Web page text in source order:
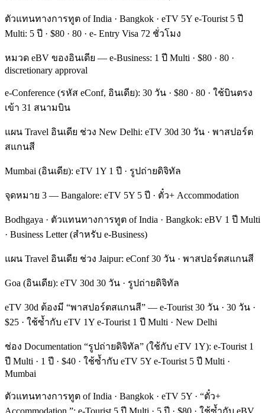
ตัวแทนทางการทูต of India · Bangkok · eTV 5Y e-Tourist 5 ปี
Multi: 5 ปี · $80 · 80 · e- Entry Visa 72 ชั่วโมง
หมวด eBV ของอินเดีย — e-Business: 1 ปี Multi · $80 · 80 ·
discretionary approval
e-Conference (รหัส eConf, อินเดีย): 30 วัน · $80 · 80 · ใช้บินตรง
เข้า 31 สนามบิน
แผน Travel อินเดีย ช่วง New Delhi: eTV 30d 30 วัน · พาสปอร์ต
สแกนสี
Mumbai (อินเดีย): eTV 1Y 1 ปี · รูปถ่ายดิจิทัล
จุดหมาย 3 — Bangalore: eTV 5Y 5 ปี · ตั๋ว+ Accommodation
Bodhgaya · ตัวแทนทางการทูต of India · Bangkok: eBV 1 ปี Multi
· Business Letter (สำหรับ e-Business)
แผน Travel อินเดีย ช่วง Jaipur: eConf 30 วัน · พาสปอร์ตสแกนสี
Goa (อินเดีย): eTV 30d 30 วัน · รูปถ่ายดิจิทัล
eTV 30d ต้องมี “พาสปอร์ตสแกนสี” — e-Tourist 30 วัน · 30 วัน ·
$25 · ใช้ซ้ำกับ eTV 1Y e-Tourist 1 ปี Multi · New Delhi
ช่อง Documentation “รูปถ่ายดิจิทัล” (ใช้กับ eTV 1Y): e-Tourist 1
ปี Multi · 1 ปี · $40 · ใช้ซ้ำกับ eTV 5Y e-Tourist 5 ปี Multi ·
Mumbai
ตัวแทนทางการทูต of India · Bangkok · eTV 5Y · “ตั๋ว+
Accommodation ”: e-Tourist 5 ปี Multi · 5 ปี · $80 · ใช้ซ้ำกับ eBV